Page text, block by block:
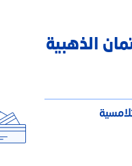
الذهبية